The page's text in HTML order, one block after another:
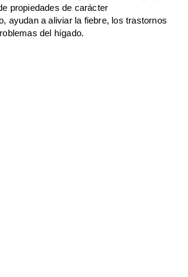
propiedades de carácter
ayudan a aliviar la fiebre, los trastornos
del hígado.